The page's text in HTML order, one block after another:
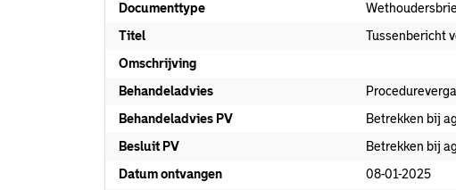
Documenttype
Titel
Tussenbericht
Omschrijving
Behandeladvies
Behandeladvies PV
Betrekken bij
Besluit PV
Betrekken bij
Datum ontvangen
08-01-2025